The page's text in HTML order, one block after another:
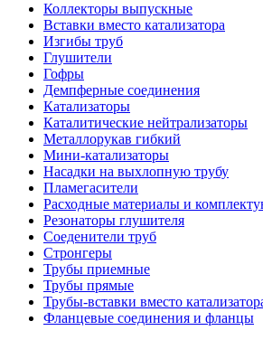
Коллекторы выпускные
Вставки вместо катализатора
Изгибы труб
Глушители
Гофры
Демпферные соединения
Катализаторы
Каталитические нейтрализаторы
Металлорукав гибкий
Мини-катализаторы
Насадки на выхлопную трубу
Пламегасители
Расходные материалы и
Резонаторы глушителя
Соеденители труб
Стронгеры
Трубы приемные
Трубы прямые
Трубы-вставки вместо
Фланцевые соединения и фланцы